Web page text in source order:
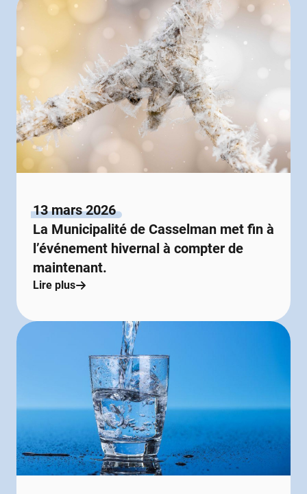
13 mars 2026
La Municipalité de Casselman met fin à
l’événement hivernal à compter de
maintenant.
Lire plus